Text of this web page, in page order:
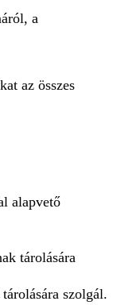
a
az összes
alapvető
tárolására
szolgál.